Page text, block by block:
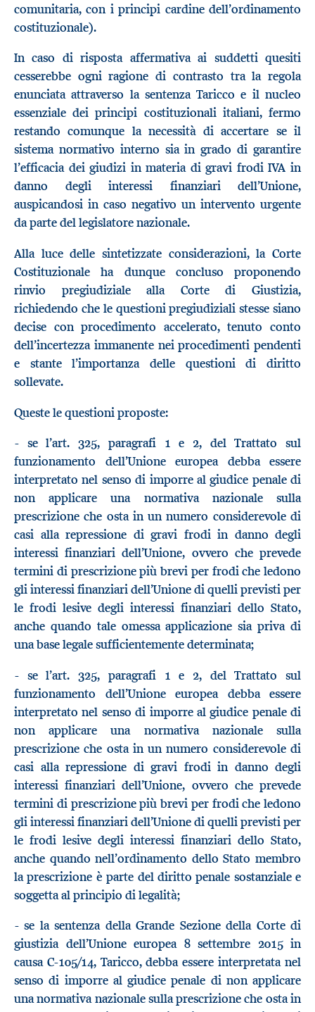
comunitaria, con i principi cardine dell’ordinamento
costituzionale).
In caso di risposta affermativa ai suddetti quesiti
cesserebbe ogni ragione di contrasto tra la regola
enunciata attraverso la sentenza Taricco e il nucleo
essenziale dei principi costituzionali italiani, fermo
restando comunque la necessità di accertare se il
sistema normativo interno sia in grado di garantire
l’efficacia dei giudizi in materia di gravi frodi IVA in
danno degli interessi finanziari dell’Unione,
auspicandosi in caso negativo un intervento urgente
da parte del legislatore nazionale.
Alla luce delle sintetizzate considerazioni, la Corte
Costituzionale ha dunque concluso proponendo
rinvio pregiudiziale alla Corte di Giustizia,
richiedendo che le questioni pregiudiziali stesse siano
decise con procedimento accelerato, tenuto conto
dell’incertezza immanente nei procedimenti pendenti
e stante l’importanza delle questioni di diritto
sollevate.
Queste le questioni proposte:
- se l’art. 325, paragrafi 1 e 2, del Trattato sul
funzionamento dell’Unione europea debba essere
interpretato nel senso di imporre al giudice penale di
non applicare una normativa nazionale sulla
prescrizione che osta in un numero considerevole di
casi alla repressione di gravi frodi in danno degli
interessi finanziari dell’Unione, ovvero che prevede
termini di prescrizione più brevi per frodi che ledono
gli interessi finanziari dell’Unione di quelli previsti per
le frodi lesive degli interessi finanziari dello Stato,
anche quando tale omessa applicazione sia priva di
una base legale sufficientemente determinata;
- se l’art. 325, paragrafi 1 e 2, del Trattato sul
funzionamento dell’Unione europea debba essere
interpretato nel senso di imporre al giudice penale di
non applicare una normativa nazionale sulla
prescrizione che osta in un numero considerevole di
casi alla repressione di gravi frodi in danno degli
interessi finanziari dell’Unione, ovvero che prevede
termini di prescrizione più brevi per frodi che ledono
gli interessi finanziari dell’Unione di quelli previsti per
le frodi lesive degli interessi finanziari dello Stato,
anche quando nell’ordinamento dello Stato membro
la prescrizione è parte del diritto penale sostanziale e
soggetta al principio di legalità;
- se la sentenza della Grande Sezione della Corte di
giustizia dell’Unione europea 8 settembre 2015 in
causa C-105/14, Taricco, debba essere interpretata nel
senso di imporre al giudice penale di non applicare
una normativa nazionale sulla prescrizione che osta in